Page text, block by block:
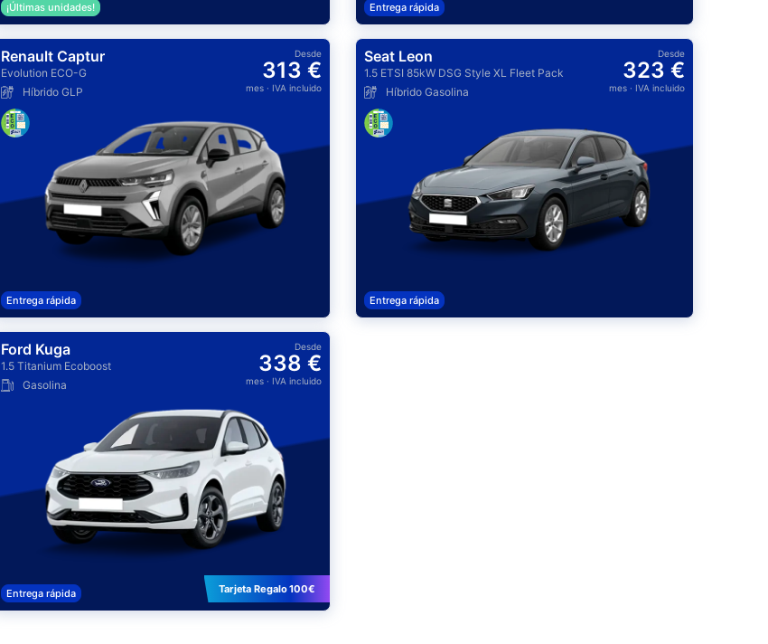
¡Últimas unidades!
Entrega rápida
Renault Captur
Evolution ECO-G
Híbrido GLP
Desde
313 €
mes· IVA incluido
Entrega rápida
Seat Leon
1.5 ETSI 85kW DSG Style XL Fleet Pack
Híbrido Gasolina
Desde
323 €
mes· IVA incluido
Entrega rápida
Ford Kuga
1.5 Titanium Ecoboost
Gasolina
Desde
338 €
mes· IVA incluido
Entrega rápida Tarjeta Regalo 100€